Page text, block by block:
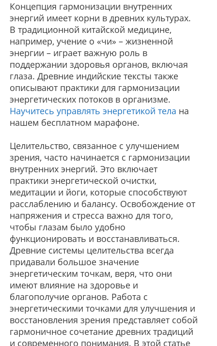
Концепция гармонизации внутренних
энергий имеет корни в древних культурах.
В традиционной китайской медицине,
например, учение о «чи» – жизненной
энергии – играет важную роль в
поддержании здоровья органов, включая
глаза. Древние индийские тексты также
описывают практики для гармонизации
энергетических потоков в организме.
Научитесь управлять энергетикой тела на
нашем бесплатном марафоне.
Целительство, связанное с улучшением
зрения, часто начинается с гармонизации
внутренних энергий. Это включает
практики энергетической очистки,
медитации и йоги, которые способствуют
расслаблению и балансу. Освобождение от
напряжения и стресса важно для того,
чтобы глазам было удобно
функционировать и восстанавливаться.
Древние системы целительства всегда
придавали большое значение
энергетическим точкам, веря, что они
имеют влияние на здоровье и
благополучие органов. Работа с
энергетическими точками для улучшения и
восстановления зрения представляет собой
гармоничное сочетание древних традиций
и современного понимания. В этой статье